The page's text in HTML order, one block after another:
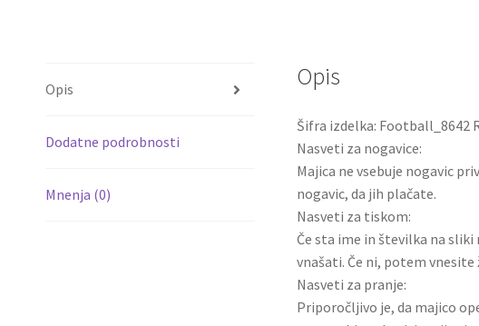
k
Opis
Dodatne podrobnosti
Mnenja (0)
Opis
Šifra izdelka: Football_8642
Nasveti za nogavice:
Majica ne vsebuje nogavic
nogavic, da jih plačate.
Nasveti za tiskom:
Če sta ime in številka na
vnašati. Če ni, potem
Nasveti za pranje:
Priporočljivo je, da majico